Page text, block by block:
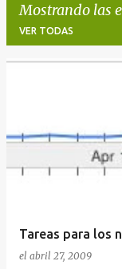
Mostrando las
VER TODAS
t
a
Tareas para los
el abril 27, 2009